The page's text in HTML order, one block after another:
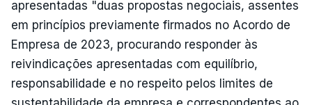
apresentadas "duas propostas negociais, assentes
em princípios previamente firmados no Acordo de
Empresa de 2023, procurando responder às
reivindicações apresentadas com equilíbrio,
responsabilidade e no respeito pelos limites de